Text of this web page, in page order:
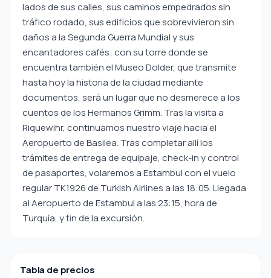
lados de sus calles, sus caminos empedrados sin
tráfico rodado, sus edificios que sobrevivieron sin
daños a la Segunda Guerra Mundial y sus
encantadores cafés; con su torre donde se
encuentra también el Museo Dolder, que transmite
hasta hoy la historia de la ciudad mediante
documentos, será un lugar que no desmerece a los
cuentos de los Hermanos Grimm. Tras la visita a
Riquewihr, continuamos nuestro viaje hacia el
Aeropuerto de Basilea. Tras completar allí los
trámites de entrega de equipaje, check-in y control
de pasaportes, volaremos a Estambul con el vuelo
regular TK1926 de Turkish Airlines a las 18:05. Llegada
al Aeropuerto de Estambul a las 23:15, hora de
Turquía, y fin de la excursión.
Tabla de precios